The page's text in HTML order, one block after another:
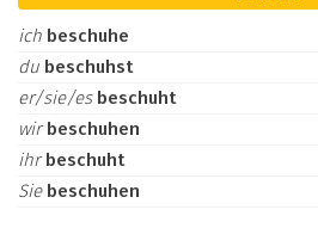
ich beschuhe
du beschuhst
er/sie/es beschuht
wirbeschuhen
ihrbeschuht
Sie beschuhen